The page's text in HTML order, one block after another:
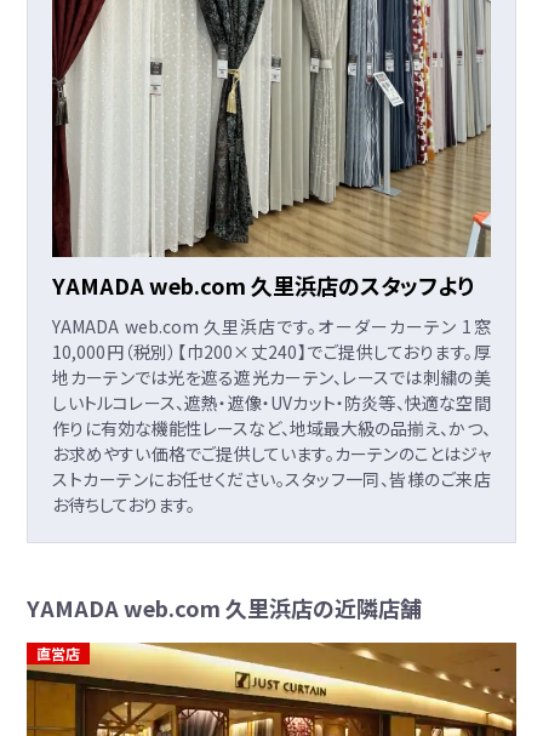
YAMADA web.com 久里浜店のスタッフより
YAMADA web.com 久里浜店です。オーダーカーテン 1窓
10,000円（税別）【巾200×丈240】でご提供しております。厚
地カーテンでは光を遮る遮光カーテン、レースでは刺繍の美
しいトルコレース、遮熱・遮像・UVカット・防炎等、快適な空間
作りに有効な機能性レースなど、地域最大級の品揃え、かつ、
お求めやすい価格でご提供しています。カーテンのことはジャ
ストカーテンにお任せください。スタッフ一同、皆様のご来店
お待ちしております。
YAMADA web.com 久里浜店の近隣店舗
直営店